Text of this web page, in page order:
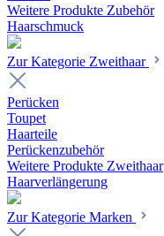
Weitere Produkte Zubehör
Haarschmuck
Zur Kategorie Zweithaar
Perücken
Toupet
Haarteile
Perückenzubehör
Weitere Produkte Zweithaar
Haarverlängerung
Zur Kategorie Marken